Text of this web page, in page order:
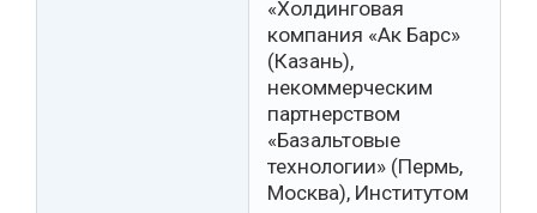
«Холдинговая
компания «Ак Барс»
(Казань),
некоммерческим
партнерством
«Базальтовые
технологии» (Пермь,
Москва), Институтом